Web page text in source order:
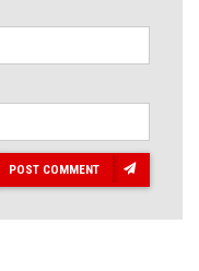
POST COMMENT